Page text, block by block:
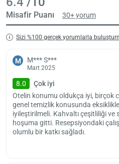
Misafir Puanı 30+ yorum
Sizi %100 gerçek yorumlarla
M M*** S***
Mart 2025
8.0
Çok iyi
Otelin konumu oldukça iyi, birçok
genel temizlik konusunda
iyileştirilmeli. Kahvaltı çeşitliliği ve
hoşuma gitti. Resepsiyondaki
olumlu bir katkı sağladı.